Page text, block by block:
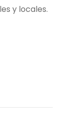
y locales.